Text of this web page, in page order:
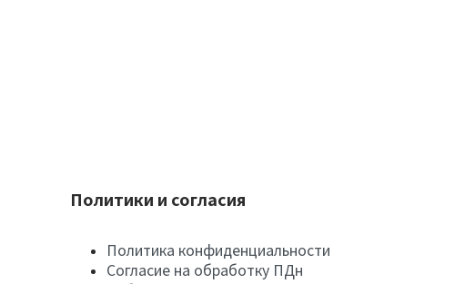
Политики и согласия
Политика конфиденциальности
Согласие на обработку ПДн